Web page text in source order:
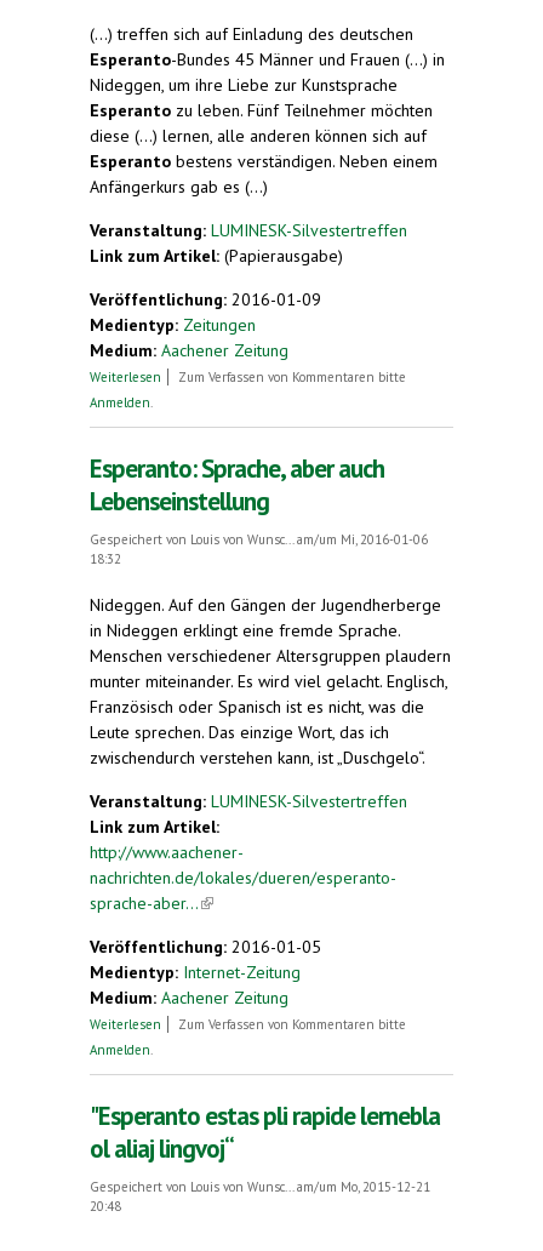
(...) treffen sich auf Einladung des deutschen
Esperanto-Bundes 45 Männer und Frauen (...) in
Nideggen, um ihre Liebe zur Kunstsprache
Esperanto zu leben. Fünf Teilnehmer möchten
diese (...) lernen, alle anderen können sich auf
Esperanto bestens verständigen. Neben einem
Anfängerkurs gab es (...)
Veranstaltung: LUMINESK-Silvestertreffen
Link zum Artikel: (Papierausgabe)
Veröffentlichung: 2016-01-09
Medientyp: Zeitungen
Medium: Aachener Zeitung
Weiterlesen über Sprache und Lebenseinstellung
Zum Verfassen von Kommentaren bitte
Anmelden
Esperanto: Sprache, aber auch
Lebenseinstellung
Gespeichert von Louis von Wunsc...
am/um Mi, 2016-01-06
18:32
Nideggen. Auf den Gängen der Jugendherberge
in Nideggen erklingt eine fremde Sprache.
Menschen verschiedener Altersgruppen plaudern
munter miteinander. Es wird viel gelacht. Englisch,
Französisch oder Spanisch ist es nicht, was die
Leute sprechen. Das einzige Wort, das ich
zwischendurch verstehen kann, ist „Duschgelo“.
Veranstaltung: LUMINESK-Silvestertreffen
Link zum Artikel:
http://www.aachener-
nachrichten.de/lokales/dueren/esperanto-
sprache-aber...(link is external)
Veröffentlichung: 2016-01-05
Medientyp: Internet-Zeitung
Medium: Aachener Zeitung
Weiterlesen über Esperanto: Sprache, aber auch
Zum Verfassen von Kommentaren bitte
Anmelden
"Esperanto estas pli rapide lernebla
ol aliaj lingvoj“
Gespeichert von Louis von Wunsc...
am/um Mo, 2015-12-21
20:48